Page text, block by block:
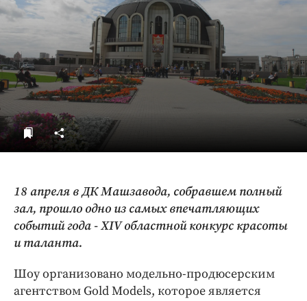
ДоброЦентр
Голодный шпион
18 апреля в ДК Машзавода, собравшем полный
зал, прошло одно из самых впечатляющих
событий года - XIV областной конкурс красоты
и таланта.
Шоу организовано модельно-продюсерским
агентством Gold Models, которое является